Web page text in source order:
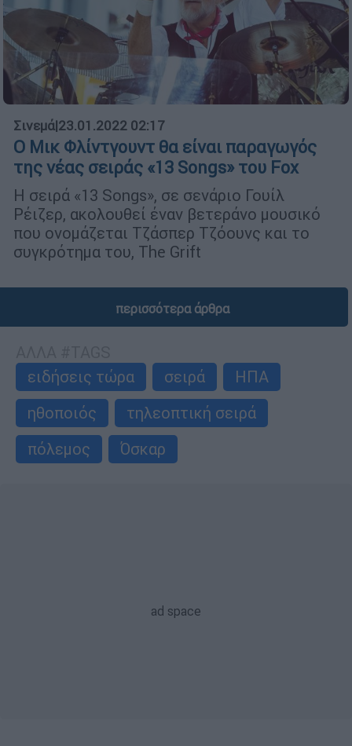
Σινεμά|23.01.2022 02:17
Ο Μικ Φλίντγουντ θα είναι παραγωγός
της νέας σειράς «13 Songs» του Fox
H σειρά «13 Songs», σε σενάριο Γουίλ
Ρέιζερ, ακολουθεί έναν βετεράνο μουσικό
που ονομάζεται Τζάσπερ Τζόουνς και το
συγκρότημα του, The Grift
περισσότερα άρθρα
ειδήσεις τώρα
σειρά
ΗΠΑ
ηθοποιός
τηλεοπτική σειρά
πόλεμος
Όσκαρ